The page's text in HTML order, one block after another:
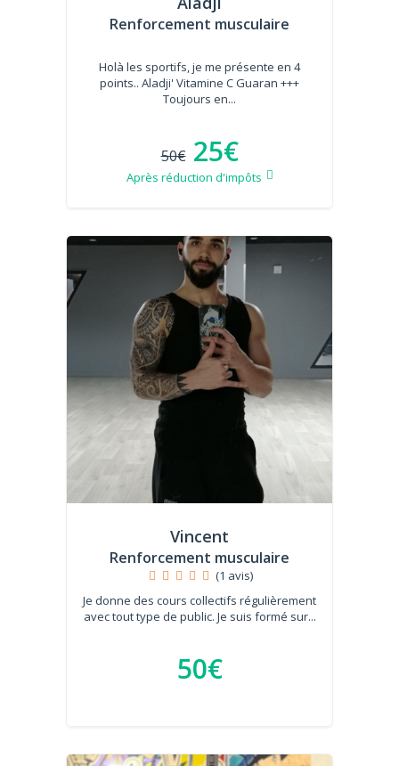
Renforcement musculaire
Holà les sportifs, je me présente en 4
points.. Aladji' Vitamine C Guaran +++
Toujours en...
50€ 25€
Après réduction d'impôts
Vincent
Renforcement musculaire
(1 avis)
Je donne des cours collectifs régulièrement
avec tout type de public. Je suis formé sur...
50€